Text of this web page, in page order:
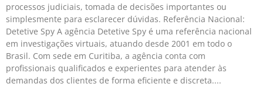
processos judiciais, tomada de decisões importantes ou
simplesmente para esclarecer dúvidas. Referência Nacional:
Detetive Spy A agência Detetive Spy é uma referência nacional
em investigações virtuais, atuando desde 2001 em todo o
Brasil. Com sede em Curitiba, a agência conta com
profissionais qualificados e experientes para atender às
demandas dos clientes de forma eficiente e discreta.